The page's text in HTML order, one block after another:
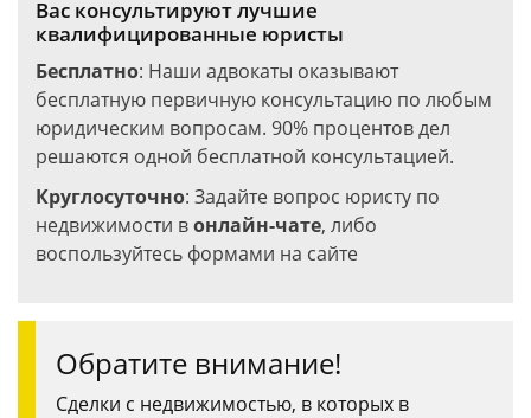
Вас консультируют лучшие
квалифицированные юристы
Бесплатно: Наши адвокаты оказывают
бесплатную первичную консультацию по любым
юридическим вопросам. 90% процентов дел
решаются одной бесплатной консультацией.
Круглосуточно: Задайте вопрос юристу по
недвижимости вонлайн-чате, либо
воспользуйтесь формами на сайте
Обратите внимание!
Сделки с недвижимостью, в которых в